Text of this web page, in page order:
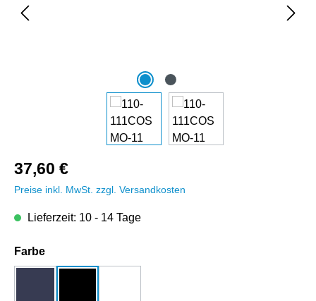
37,60 €
Preise inkl. MwSt. zzgl. Versandkosten
Lieferzeit: 10 - 14 Tage
Farbeauswählen